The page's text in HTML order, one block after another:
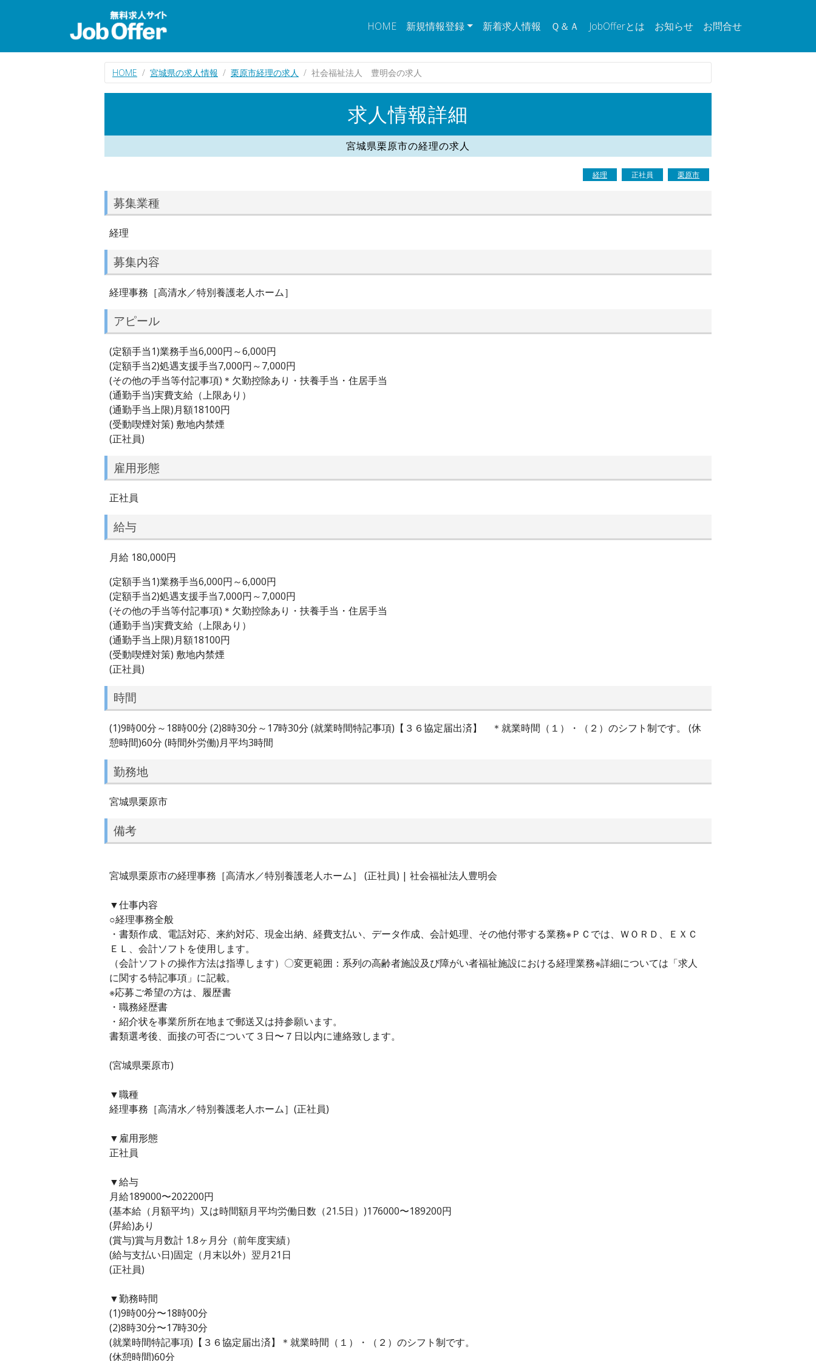
HOME 新規情報登録 新着求人情報 Ｑ＆Ａ JobOfferとは お知らせ お問合せ
HOME 宮城県の求人情報 栗原市経理の求人 社会福祉法人 豊明会の求人
求人情報詳細
宮城県栗原市の経理の求人
経理 正社員 栗原市
募集業種
経理
募集内容
経理事務［高清水／特別養護老人ホーム］
アピール
(定額手当1)業務手当6,000円～6,000円
(定額手当2)処遇支援手当7,000円～7,000円
(その他の手当等付記事項)＊欠勤控除あり・扶養手当・住居手当
(通勤手当)実費支給（上限あり）
(通勤手当上限)月額18100円
(受動喫煙対策) 敷地内禁煙
(正社員)
雇用形態
正社員
給与
月給 180,000円
(定額手当1)業務手当6,000円～6,000円
(定額手当2)処遇支援手当7,000円～7,000円
(その他の手当等付記事項)＊欠勤控除あり・扶養手当・住居手当
(通勤手当)実費支給（上限あり）
(通勤手当上限)月額18100円
(受動喫煙対策) 敷地内禁煙
(正社員)
時間
(1)9時00分～18時00分 (2)8時30分～17時30分 (就業時間特記事項)【３６協定届出済】 ＊就業時間（１）・（２）のシフト制です。 (休
憩時間)60分 (時間外労働)月平均3時間
勤務地
宮城県栗原市
備考
宮城県栗原市の経理事務［高清水／特別養護老人ホーム］ (正社員) | 社会福祉法人豊明会
▼仕事内容
○経理事務全般
・書類作成、電話対応、来約対応、現金出納、経費支払い、データ作成、会計処理、その他付帯する業務※ＰＣでは、ＷＯＲＤ、ＥＸＣ
ＥＬ、会計ソフトを使用します。
（会計ソフトの操作方法は指導します）〇変更範囲：系列の高齢者施設及び障がい者福祉施設における経理業務※詳細については「求人
に関する特記事項」に記載。
※応募ご希望の方は、履歴書
・職務経歴書
・紹介状を事業所所在地まで郵送又は持参願います。
書類選考後、面接の可否について３日〜７日以内に連絡致します。
(宮城県栗原市)
▼職種
経理事務［高清水／特別養護老人ホーム］(正社員)
▼雇用形態
正社員
▼給与
月給189000〜202200円
(基本給（月額平均）又は時間額月平均労働日数（21.5日）)176000〜189200円
(昇給)あり
(賞与)賞与月数計 1.8ヶ月分（前年度実績）
(給与支払い日)固定（月末以外）翌月21日
(正社員)
▼勤務時間
(1)9時00分〜18時00分
(2)8時30分〜17時30分
(就業時間特記事項)【３６協定届出済】＊就業時間（１）・（２）のシフト制です。
(休憩時間)60分